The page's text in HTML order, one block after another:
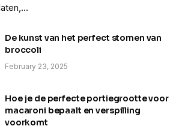
De kunst van het perfect stomen van
broccoli
February 23, 2025
Hoe je de perfecte portiegrootte voor
macaroni bepaalt en verspilling
voorkomt